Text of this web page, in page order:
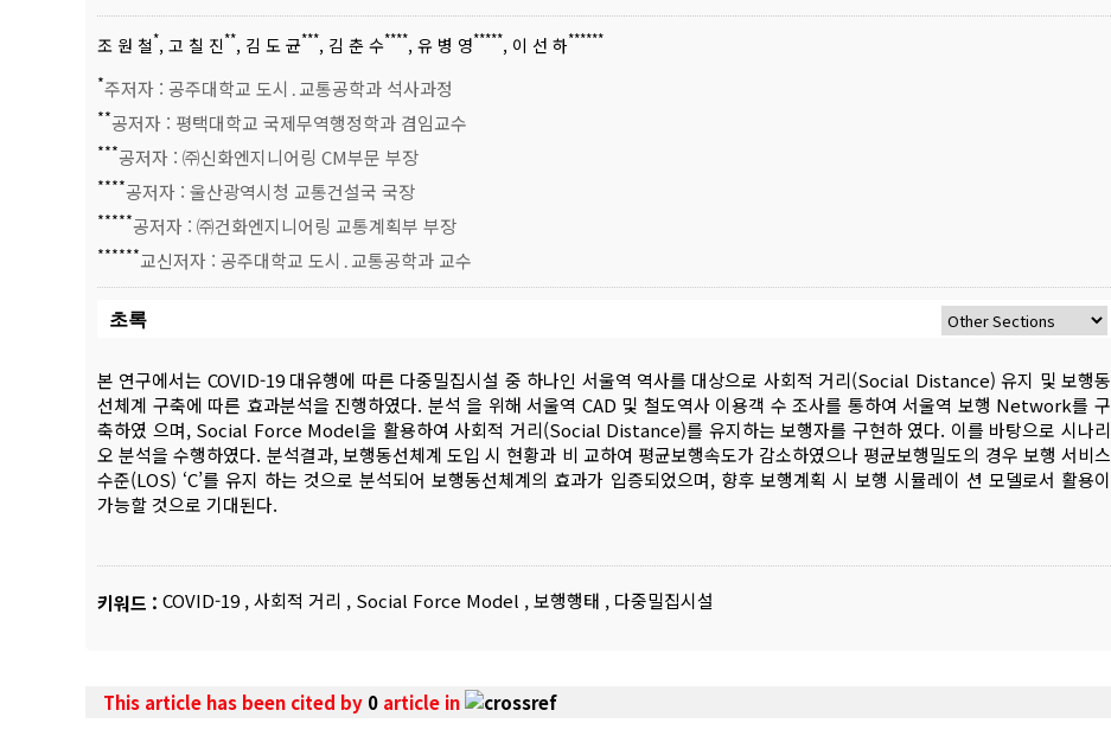
조 원 철*, 고 칠 진**, 김 도 균***, 김 춘 수****, 유 병 영*****, 이 선 하******
*주저자 : 공주대학교 도시․교통공학과 석사과정
**공저자 : 평택대학교 국제무역행정학과 겸임교수
***공저자 : ㈜신화엔지니어링 CM부문 부장
****공저자 : 울산광역시청 교통건설국 국장
*****공저자 : ㈜건화엔지니어링 교통계획부 부장
******교신저자 : 공주대학교 도시․교통공학과 교수
초록
본 연구에서는 COVID-19 대유행에 따른 다중밀집시설 중 하나인 서울역 역사를 대상으로 사회적 거리(Social Distance) 유지 및 보행동
선체계 구축에 따른 효과분석을 진행하였다. 분석 을 위해 서울역 CAD 및 철도역사 이용객 수 조사를 통하여 서울역 보행 Network를 구
축하였 으며, Social Force Model을 활용하여 사회적 거리(Social Distance)를 유지하는 보행자를 구현하 였다. 이를 바탕으로 시나리
오 분석을 수행하였다. 분석결과, 보행동선체계 도입 시 현황과 비 교하여 평균보행속도가 감소하였으나 평균보행밀도의 경우 보행 서비스
수준(LOS) ‘C’를 유지 하는 것으로 분석되어 보행동선체계의 효과가 입증되었으며, 향후 보행계획 시 보행 시뮬레이 션 모델로서 활용이
가능할 것으로 기대된다.
키워드 : COVID-19 ,사회적 거리 , Social Force Model ,보행행태 , 다중밀집시설
This article has been cited by 0 article in